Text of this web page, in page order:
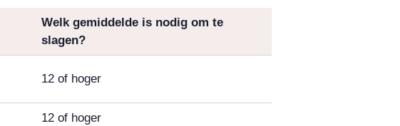
Welk gemiddelde is nodig om te
slagen?
12 of hoger
12 of hoger